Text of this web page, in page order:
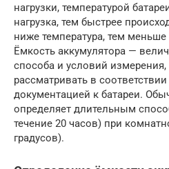
нагрузки, температурой
нагрузка, тем быстрее
ниже температура, тем
Ёмкость аккумулятора —
способа и условий
рассматривать в
документацией к батареи.
определяет длительным
течение 20 часов) при
градусов).